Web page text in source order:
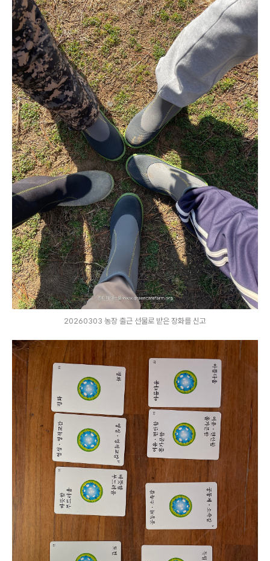
20260303 농장 출근 선물로 받은 장화를 신고